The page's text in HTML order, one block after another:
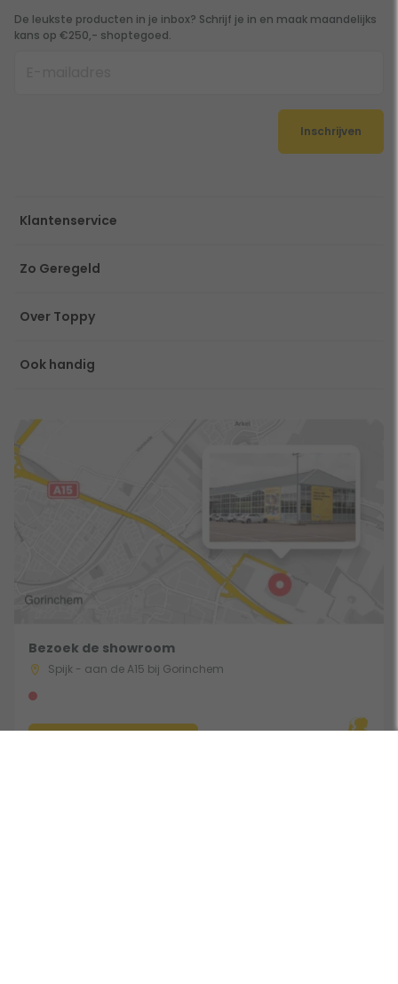
De leukste producten in je inbox? Schrijf je in en maak maandelijks
kans op €250,- shoptegoed.
Inschrijven
Klantenservice
Zo Geregeld
Over Toppy
Ook handig
Bezoek de showroom
Spijk - aan de A15 bij Gorinchem